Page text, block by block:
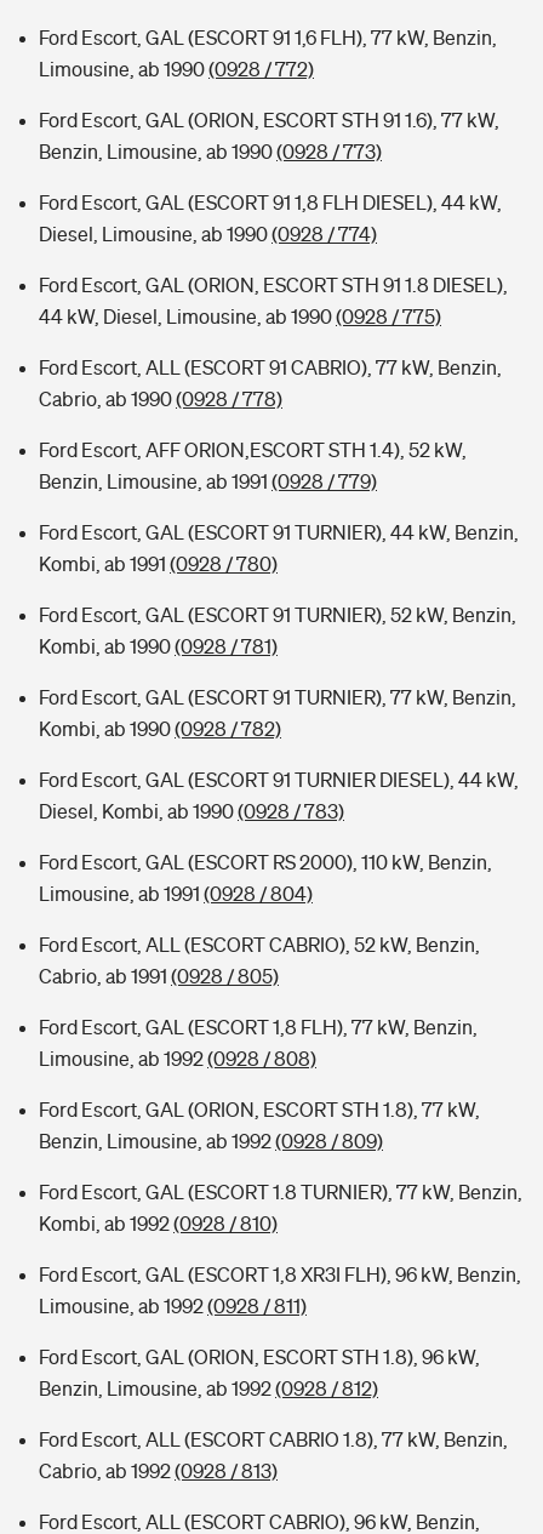
Ford Escort, GAL (ESCORT 91 1,6 FLH), 77 kW, Benzin,
Limousine, ab 1990(0928 / 772)
Ford Escort, GAL (ORION, ESCORT STH 91 1.6), 77 kW,
Benzin, Limousine, ab 1990(0928 / 773)
Ford Escort, GAL (ESCORT 91 1,8 FLH DIESEL), 44 kW,
Diesel, Limousine, ab 1990(0928 / 774)
Ford Escort, GAL (ORION, ESCORT STH 91 1.8 DIESEL),
44 kW, Diesel, Limousine, ab 1990(0928 / 775)
Ford Escort, ALL (ESCORT 91 CABRIO), 77 kW, Benzin,
Cabrio, ab 1990(0928 / 778)
Ford Escort, AFF ORION,ESCORT STH 1.4), 52 kW,
Benzin, Limousine, ab 1991 (0928 / 779)
Ford Escort, GAL (ESCORT 91 TURNIER), 44 kW, Benzin,
Kombi, ab 1991 (0928 / 780)
Ford Escort, GAL (ESCORT 91 TURNIER), 52 kW, Benzin,
Kombi, ab 1990(0928 / 781)
Ford Escort, GAL (ESCORT 91 TURNIER), 77 kW, Benzin,
Kombi, ab 1990(0928 / 782)
Ford Escort, GAL (ESCORT 91 TURNIER DIESEL), 44 kW,
Diesel, Kombi, ab 1990(0928 / 783)
Ford Escort, GAL (ESCORT RS 2000), 110 kW, Benzin,
Limousine, ab 1991 (0928 / 804)
Ford Escort, ALL (ESCORT CABRIO), 52 kW, Benzin,
Cabrio, ab 1991 (0928 / 805)
Ford Escort, GAL (ESCORT 1,8 FLH), 77 kW, Benzin,
Limousine, ab 1992(0928 / 808)
Ford Escort, GAL (ORION, ESCORT STH 1.8), 77 kW,
Benzin, Limousine, ab 1992(0928 / 809)
Ford Escort, GAL (ESCORT 1.8 TURNIER), 77 kW, Benzin,
Kombi, ab 1992(0928 / 810)
Ford Escort, GAL (ESCORT 1,8 XR3I FLH), 96 kW, Benzin,
Limousine, ab 1992(0928 / 811)
Ford Escort, GAL (ORION, ESCORT STH 1.8), 96 kW,
Benzin, Limousine, ab 1992(0928 / 812)
Ford Escort, ALL (ESCORT CABRIO 1.8), 77 kW, Benzin,
Cabrio, ab 1992(0928 / 813)
Ford Escort, ALL (ESCORT CABRIO), 96 kW, Benzin,